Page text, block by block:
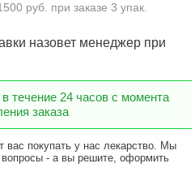
руб. при заказе 3 упак.
назовет менеджер при
течение 24 часов с момента
заказа
вас покупать у нас лекарство. Мы
- а вы решите, оформить